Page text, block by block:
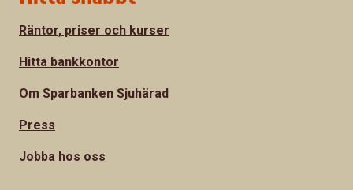
Räntor, priser och kurser
Hitta bankkontor
Om Sparbanken Sjuhärad
Press
Jobba hos oss